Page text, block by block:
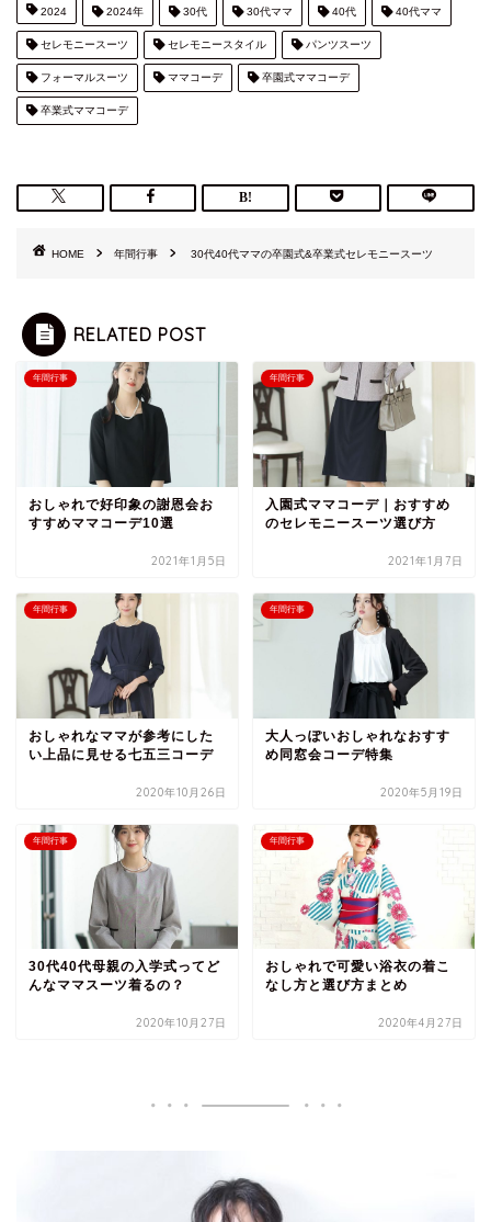
2024 2024年 30代 30代ママ 40代 40代ママ
セレモニースーツ セレモニースタイル パンツスーツ
フォーマルスーツ ママコーデ 卒園式ママコーデ
卒業式ママコーデ
HOME 年間行事 30代40代ママの卒園式&卒業式セレモニースーツ
RELATED POST
年間行事
おしゃれで好印象の謝恩会お
すすめママコーデ10選
2021年1月5日
年間行事
入園式ママコーデ｜おすすめ
のセレモニースーツ選び方
2021年1月7日
年間行事
おしゃれなママが参考にした
い上品に見せる七五三コーデ
2020年10月26日
年間行事
大人っぽいおしゃれなおすす
め同窓会コーデ特集
2020年5月19日
年間行事
30代40代母親の入学式ってど
んなママスーツ着るの？
2020年10月27日
年間行事
おしゃれで可愛い浴衣の着こ
なし方と選び方まとめ
2020年4月27日